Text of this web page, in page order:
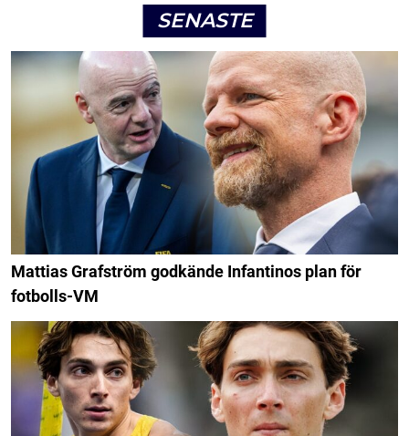
SENASTE
Mattias Grafström godkände Infantinos plan för
fotbolls-VM